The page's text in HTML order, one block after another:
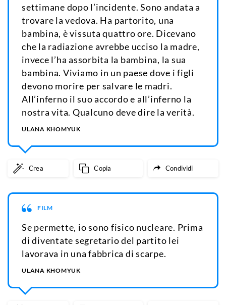
settimane dopo l’incidente. Sono andata a
trovare la vedova. Ha partorito, una
bambina, è vissuta quattro ore. Dicevano
che la radiazione avrebbe ucciso la madre,
invece l’ha assorbita la bambina, la sua
bambina. Viviamo in un paese dove i figli
devono morire per salvare le madri.
All’inferno il suo accordo e all’inferno la
nostra vita. Qualcuno deve dire la verità.
ULANA KHOMYUK
Crea Copia Condividi
FILM
Se permette, io sono fisico nucleare. Prima
di diventate segretario del partito lei
lavorava in una fabbrica di scarpe.
ULANA KHOMYUK